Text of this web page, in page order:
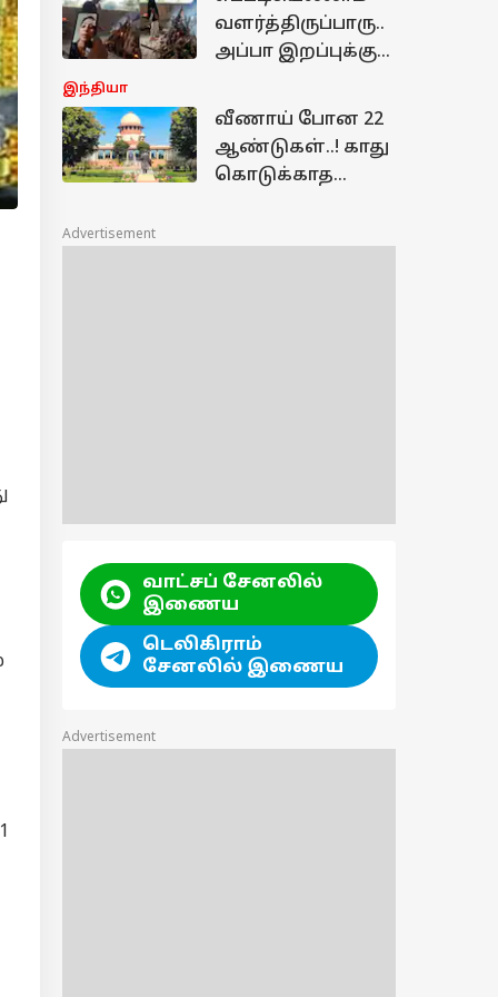
காரணம் என்ன?
வளர்த்திருப்பாரு..
அப்பா இறப்புக்கு
விளாசிய
நெட்டிசன்கள்!
இந்தியா
வீணாய் போன 22
ஆண்டுகள்..! காது
கொடுக்காத
Advertisement
வாட்சப் சேனலில்
இணைய
டெலிகிராம்
சேனலில் இணைய
Advertisement